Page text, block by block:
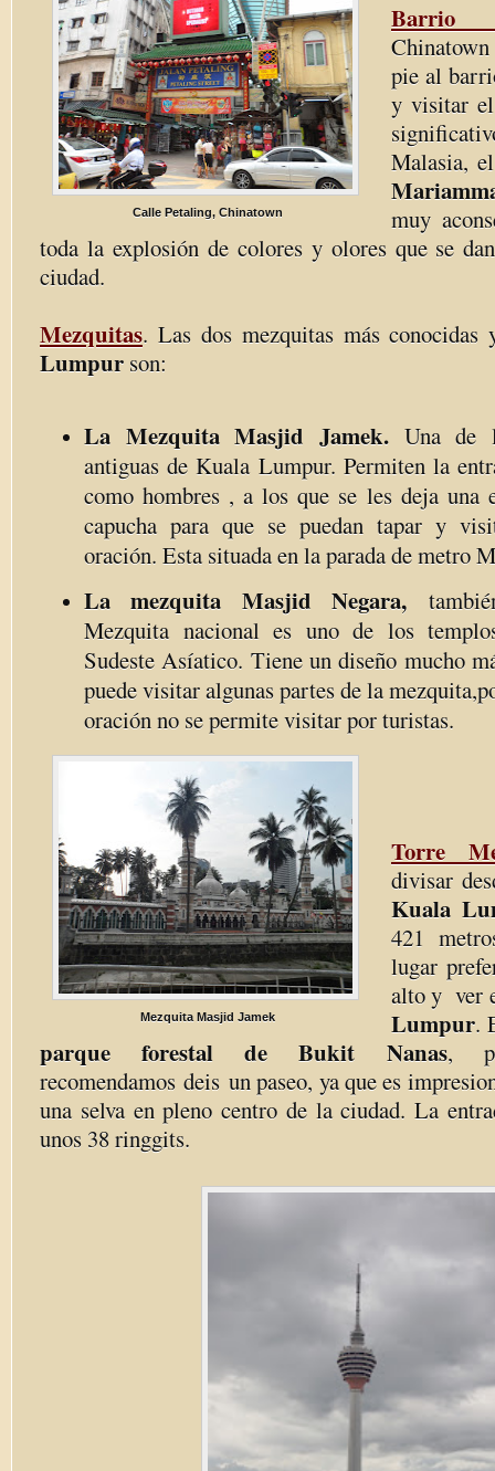
Calle Petaling, Chinatown
Barrio
pie al
y visitar
Malasia, el
muy
toda la explosión de colores y olores que se
ciudad.
Mezquitas. Las dos mezquitas más
Lumpur son:
La Mezquita Masjid Jamek.Una de
antiguas de Kuala Lumpur. Permiten la
como hombres , a los que se les deja una
capucha para que se puedan tapar y
oración. Esta situada en la parada de metro
La mezquita Masjid Negara,
Mezquita nacional es uno de los
Sudeste Asíatico. Tiene un diseño mucho
puede visitar algunas partes de la
oración no se permite visitar por turistas.
Mezquita Masjid Jamek
Torre
divisar
Kuala
421
lugar
alto y ver
Lumpur.
parque forestal de Bukit Nanas,
recomendamos deis un paseo, ya que es
una selva en pleno centro de la ciudad. La
unos 38 ringgits.